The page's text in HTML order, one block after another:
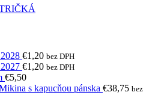
€1,20 bez DPH
€1,20 bez DPH
€5,50
s kapucňou pánska €38,75 bez